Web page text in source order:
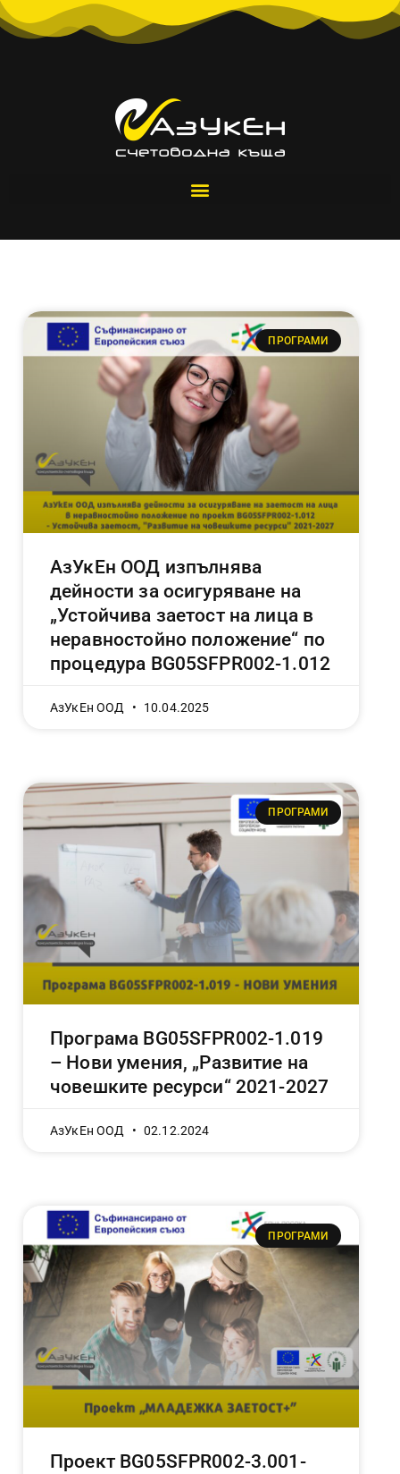
ПРОГРАМИ
АзУкЕн ООД изпълнява
дейности за осигуряване на
„Устойчива заетост на лица в
неравностойно положение“ по
процедура BG05SFPR002-1.012
АзУкЕн ООД 10.04.2025
ПРОГРАМИ
Програма BG05SFPR002-1.019
– Нови умения, „Развитие на
човешките ресурси“ 2021-2027
АзУкЕн ООД 02.12.2024
ПРОГРАМИ
Проект BG05SFPR002-3.001-